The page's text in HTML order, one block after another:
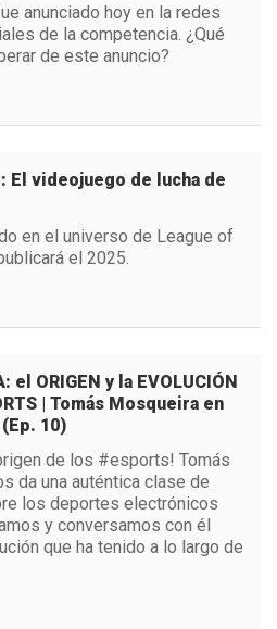
anunciado hoy en la redes
de la competencia. ¿Qué
de este anuncio?
El videojuego de lucha de
en el universo de League of
el 2025.
el ORIGEN y la EVOLUCIÓN
| Tomás Mosqueira en
10)
de los #esports! Tomás
da una auténtica clase de
los deportes electrónicos
y conversamos con él
que ha tenido a lo largo de